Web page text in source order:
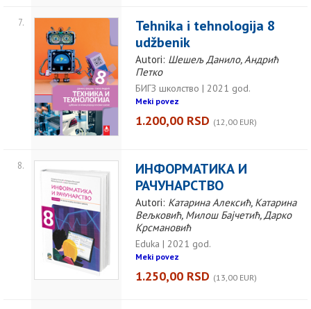
7.
Tehnika i tehnologija 8
udžbenik
Autori: Шешељ Данило, Андрић
Петко
БИГЗ школство | 2021 god.
Meki povez
1.200,00 RSD (12,00 EUR)
8.
ИНФОРМАТИКА И
РАЧУНАРСТВО
Autori: Катарина Алексић, Катарина
Вељковић, Милош Бајчетић, Дарко
Крсмановић
Eduka | 2021 god.
Meki povez
1.250,00 RSD (13,00 EUR)